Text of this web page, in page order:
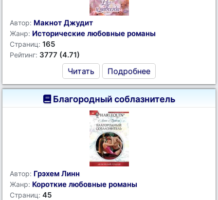
Автор: Макнот Джудит
Жанр: Исторические любовные романы
Страниц: 165
Рейтинг: 3777 (4.71)
Читать Подробнее
Благородный соблазнитель
Автор: Грэхем Линн
Жанр: Короткие любовные романы
Страниц: 45